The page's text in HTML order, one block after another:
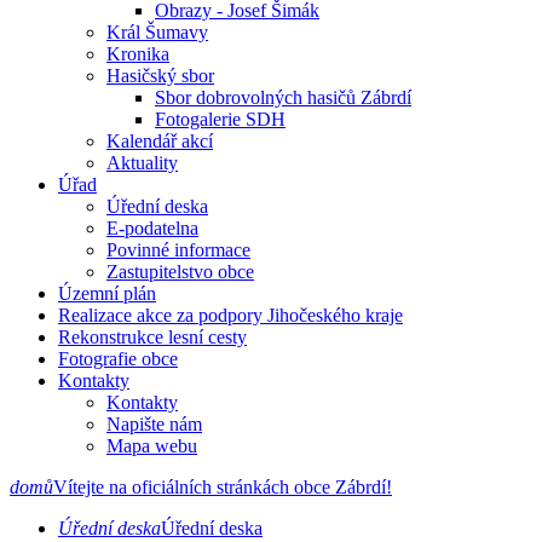
Obrazy - Josef Šimák
Král Šumavy
Kronika
Hasičský sbor
Sbor dobrovolných hasičů Zábrdí
Fotogalerie SDH
Kalendář akcí
Aktuality
Úřad
Úřední deska
E-podatelna
Povinné informace
Zastupitelstvo obce
Územní plán
Realizace akce za podpory Jihočeského kraje
Rekonstrukce lesní cesty
Fotografie obce
Kontakty
Kontakty
Napište nám
Mapa webu
domůVítejte na oficiálních stránkách obce Zábrdí!
Úřední deskaÚřední deska